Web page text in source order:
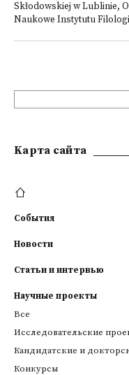
Skłodowskiej w Lublinie,
Naukowe Instytutu
Kарта сайта
События
Новости
Статьи и интервью
Научные проекты
Все
Исследовательские
Кандидатские и
Конкурсы